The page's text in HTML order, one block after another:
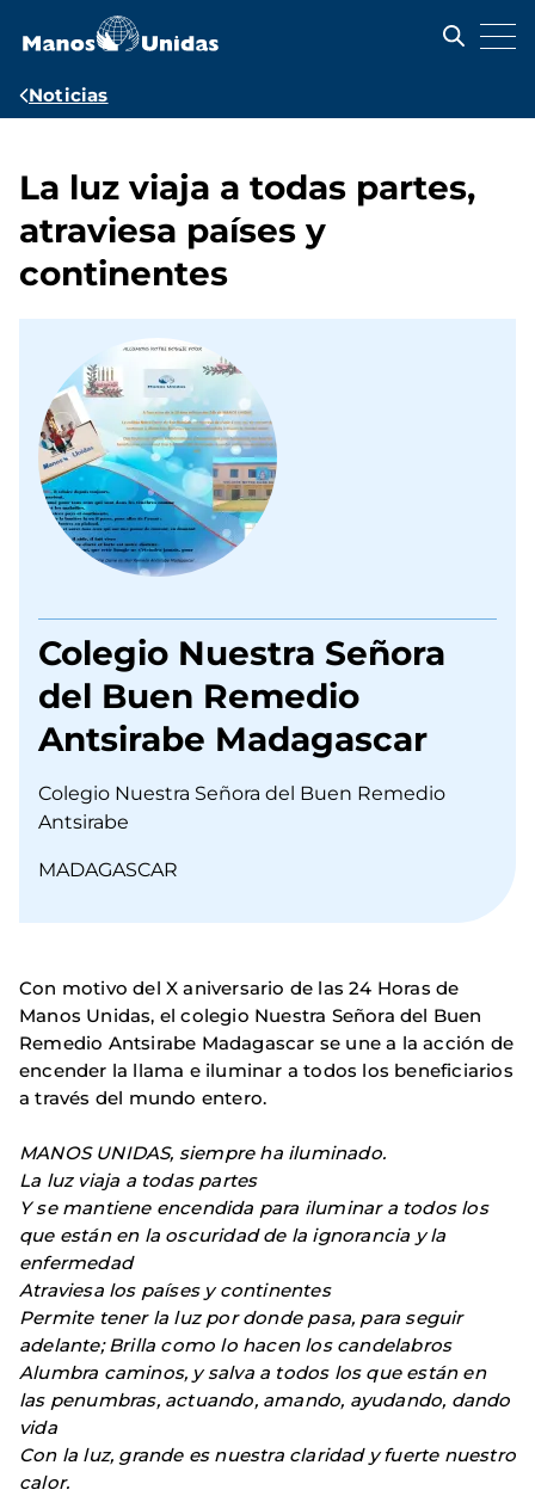
contenido
Ruta
navegación
Noticias
La luz viaja a todas partes,
atraviesa países y
continentes
Colegio Nuestra Señora
del Buen Remedio
Antsirabe Madagascar
Colegio Nuestra Señora del Buen Remedio
Antsirabe
MADAGASCAR
Con motivo del X aniversario de las 24 Horas de
Manos Unidas, el colegio Nuestra Señora del Buen
Remedio Antsirabe Madagascar se une a la acción de
encender la llama e iluminar a todos los beneficiarios
a través del mundo entero.
MANOS UNIDAS, siempre ha iluminado.
La luz viaja a todas partes
Y se mantiene encendida para iluminar a todos los
que están en la oscuridad de la ignorancia y la
enfermedad
Atraviesa los países y continentes
Permite tener la luz por donde pasa, para seguir
adelante; Brilla como lo hacen los candelabros
Alumbra caminos, y salva a todos los que están en
las penumbras, actuando, amando, ayudando, dando
vida
Con la luz, grande es nuestra claridad y fuerte nuestro
calor.